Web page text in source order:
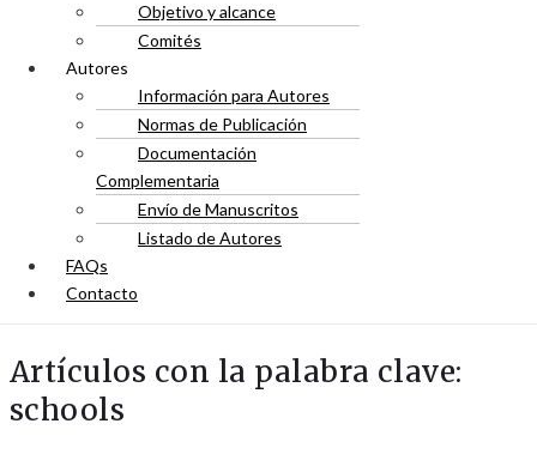
Objetivo y alcance
Comités
Autores
Información para Autores
Normas de Publicación
Documentación
Complementaria
Envío de Manuscritos
Listado de Autores
FAQs
Contacto
Artículos con la palabra clave:
schools